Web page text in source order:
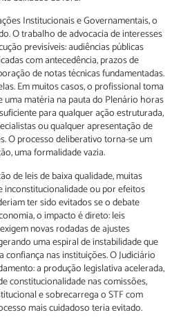
Institucionais e Governamentais, o
O trabalho de advocacia de interesses
previsíveis: audiências públicas
com antecedência, prazos de
de notas técnicas fundamentadas.
Em muitos casos, o profissional toma
uma matéria na pauta do Plenário horas
para qualquer ação estruturada,
ou qualquer apresentação de
O processo deliberativo torna-se um
uma formalidade vazia.
de leis de baixa qualidade, muitas
inconstitucionalidade ou por efeitos
ter sido evitados se o debate
o impacto é direto: leis
novas rodadas de ajustes
uma espiral de instabilidade que
nas instituições. O Judiciário
a produção legislativa acelerada,
constitucionalidade nas comissões,
e sobrecarrega o STF com
mais cuidadoso teria evitado.